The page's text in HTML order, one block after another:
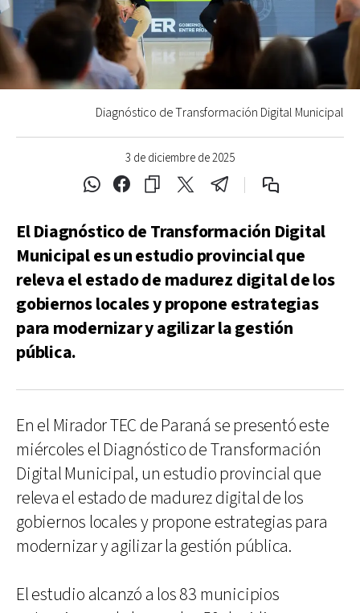
3 de diciembre de 2025
Diagnóstico de Transformación Digital Municipal
El Diagnóstico de Transformación Digital
Municipal es un estudio provincial que
releva el estado de madurez digital de los
gobiernos locales y propone estrategias
para modernizar y agilizar la gestión
pública.
En el Mirador TEC de Paraná se presentó este
miércoles el Diagnóstico de Transformación
Digital Municipal, un estudio provincial que
releva el estado de madurez digital de los
gobiernos locales y propone estrategias para
modernizar y agilizar la gestión pública.
El estudio alcanzó a los 83 municipios